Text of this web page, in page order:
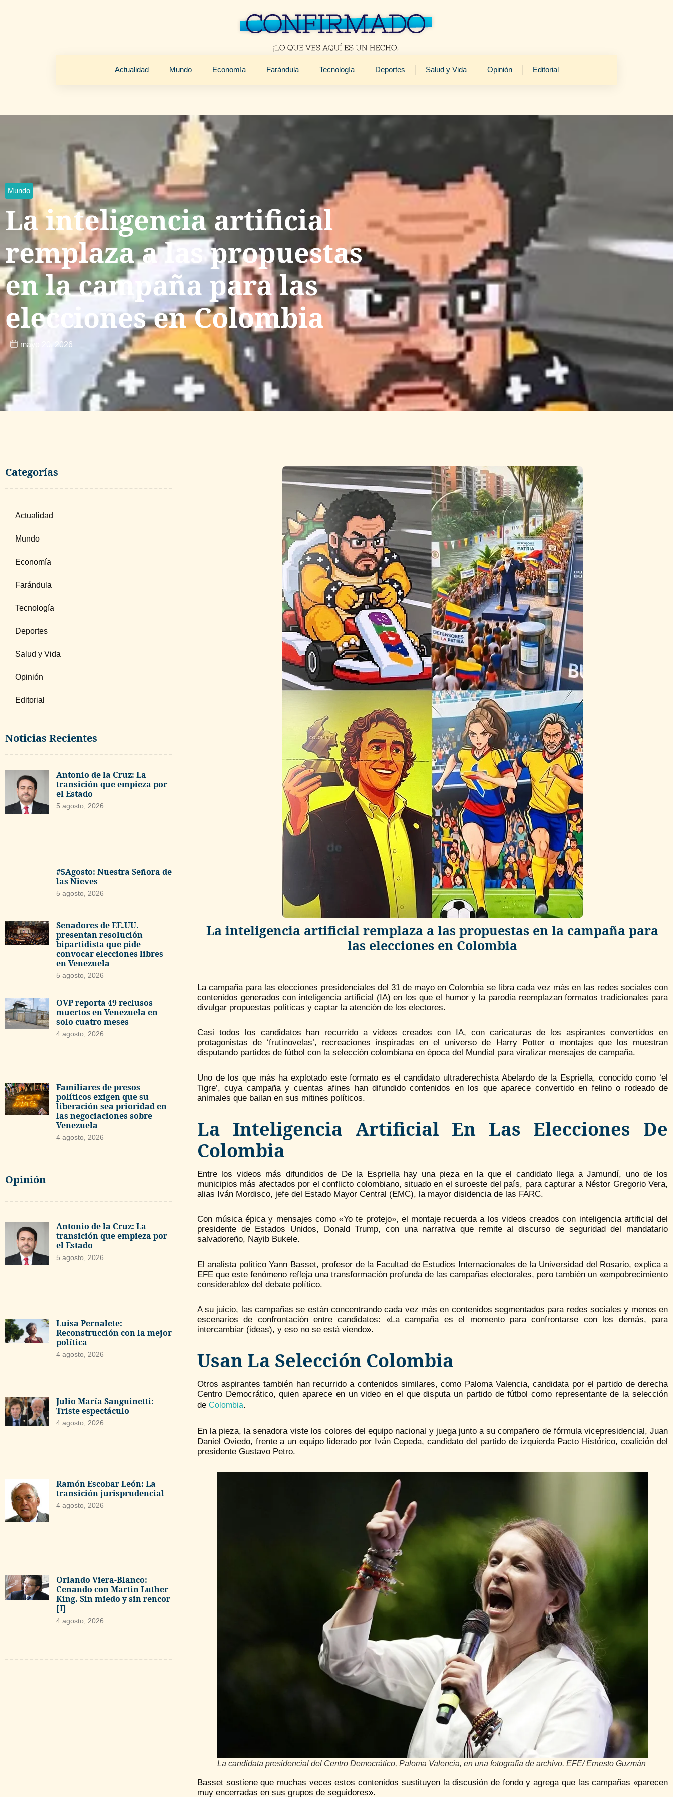
Actualidad Mundo Economía Farándula Tecnología Deportes Salud y Vida Opinión Editorial
Mundo
La inteligencia artificial
remplaza a las propuestas
en la campaña para las
elecciones en Colombia
mayo 20, 2026
Categorías
Actualidad
Mundo
Economía
Farándula
Tecnología
Deportes
Salud y Vida
Opinión
Editorial
Noticias Recientes
Antonio de la Cruz: La
transición que empieza por
el Estado
5 agosto, 2026
#5Agosto: Nuestra Señora de
las Nieves
5 agosto, 2026
Senadores de EE.UU.
presentan resolución
bipartidista que pide
convocar elecciones libres
en Venezuela
5 agosto, 2026
OVP reporta 49 reclusos
muertos en Venezuela en
solo cuatro meses
4 agosto, 2026
Familiares de presos
políticos exigen que su
liberación sea prioridad en
las negociaciones sobre
Venezuela
4 agosto, 2026
Opinión
Antonio de la Cruz: La
transición que empieza por
el Estado
5 agosto, 2026
Luisa Pernalete:
Reconstrucción con la mejor
política
4 agosto, 2026
Julio María Sanguinetti:
Triste espectáculo
4 agosto, 2026
Ramón Escobar León: La
transición jurisprudencial
4 agosto, 2026
Orlando Viera-Blanco:
Cenando con Martin Luther
King. Sin miedo y sin rencor
[I]
4 agosto, 2026
La inteligencia artificial remplaza a las propuestas en la campaña para
las elecciones en Colombia
La campaña para las elecciones presidenciales del 31 de mayo en Colombia se libra cada vez más en las redes sociales con
contenidos generados con inteligencia artificial (IA) en los que el humor y la parodia reemplazan formatos tradicionales para
divulgar propuestas políticas y captar la atención de los electores.
Casi todos los candidatos han recurrido a videos creados con IA, con caricaturas de los aspirantes convertidos en
protagonistas de ‘frutinovelas’, recreaciones inspiradas en el universo de Harry Potter o montajes que los muestran
disputando partidos de fútbol con la selección colombiana en época del Mundial para viralizar mensajes de campaña.
Uno de los que más ha explotado este formato es el candidato ultraderechista Abelardo de la Espriella, conocido como ‘el
Tigre’, cuya campaña y cuentas afines han difundido contenidos en los que aparece convertido en felino o rodeado de
animales que bailan en sus mitines políticos.
La Inteligencia Artificial En Las Elecciones De
Colombia
Entre los videos más difundidos de De la Espriella hay una pieza en la que el candidato llega a Jamundí, uno de los
municipios más afectados por el conflicto colombiano, situado en el suroeste del país, para capturar a Néstor Gregorio Vera,
alias Iván Mordisco, jefe del Estado Mayor Central (EMC), la mayor disidencia de las FARC.
Con música épica y mensajes como «Yo te protejo», el montaje recuerda a los videos creados con inteligencia artificial del
presidente de Estados Unidos, Donald Trump, con una narrativa que remite al discurso de seguridad del mandatario
salvadoreño, Nayib Bukele.
El analista político Yann Basset, profesor de la Facultad de Estudios Internacionales de la Universidad del Rosario, explica a
EFE que este fenómeno refleja una transformación profunda de las campañas electorales, pero también un «empobrecimiento
considerable» del debate político.
A su juicio, las campañas se están concentrando cada vez más en contenidos segmentados para redes sociales y menos en
escenarios de confrontación entre candidatos: «La campaña es el momento para confrontarse con los demás, para
intercambiar (ideas), y eso no se está viendo».
Usan La Selección Colombia
Otros aspirantes también han recurrido a contenidos similares, como Paloma Valencia, candidata por el partido de derecha
Centro Democrático, quien aparece en un video en el que disputa un partido de fútbol como representante de la selección
de Colombia.
En la pieza, la senadora viste los colores del equipo nacional y juega junto a su compañero de fórmula vicepresidencial, Juan
Daniel Oviedo, frente a un equipo liderado por Iván Cepeda, candidato del partido de izquierda Pacto Histórico, coalición del
presidente Gustavo Petro.
La candidata presidencial del Centro Democrático, Paloma Valencia, en una fotografía de archivo. EFE/ Ernesto Guzmán
Basset sostiene que muchas veces estos contenidos sustituyen la discusión de fondo y agrega que las campañas «parecen
muy encerradas en sus grupos de seguidores».